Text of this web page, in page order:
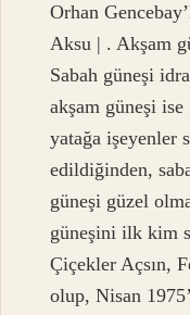
Orhan
Aksu | . Akşam
Sabah güneşi
akşam güneşi
yatağa işeyenler
edildiğinden,
güneşi güzel
güneşini ilk kim
Çiçekler Açsın,
olup, Nisan